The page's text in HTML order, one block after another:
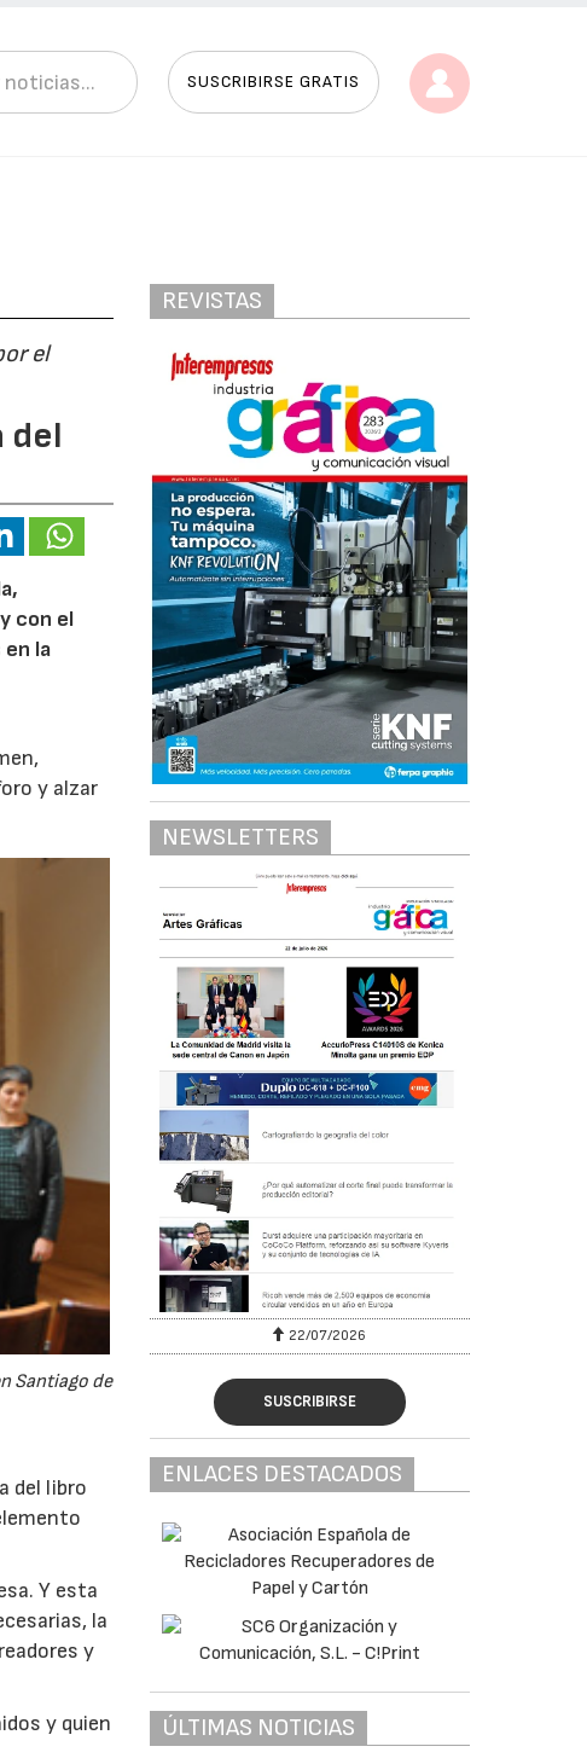
SUSCRIBIRSE GRATIS
el
del
con el
la
y alzar
Santiago de
del libro
Y esta
la
y
y quien
REVISTAS
NEWSLETTERS
22/07/2026
SUSCRIBIRSE
ENLACES DESTACADOS
ÚLTIMAS NOTICIAS